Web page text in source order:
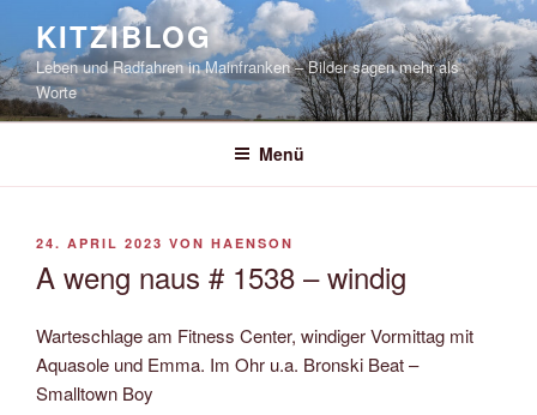
springen
KITZIBLOG
Leben und Radfahren in Mainfranken – Bilder sagen mehr als
Worte
Menü
VERÖFFENTLICHT
24. APRIL 2023 VON HAENSON
A weng naus # 1538 – windig
Warteschlage am Fitness Center, windiger Vormittag mit
Aquasole und Emma. Im Ohr u.a. Bronski Beat –
Smalltown Boy